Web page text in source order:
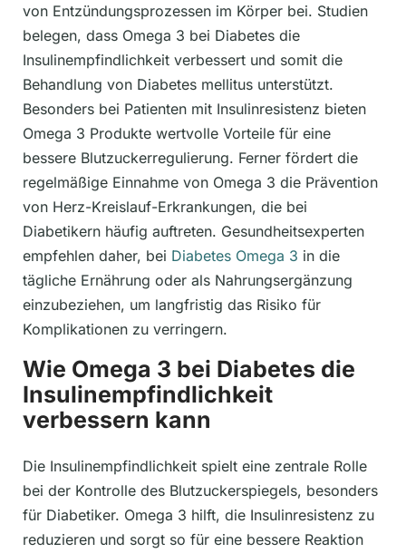
von Entzündungsprozessen im Körper bei. Studien
belegen, dass Omega 3 bei Diabetes die
Insulinempfindlichkeit verbessert und somit die
Behandlung von Diabetes mellitus unterstützt.
Besonders bei Patienten mit Insulinresistenz bieten
Omega 3 Produkte wertvolle Vorteile für eine
bessere Blutzuckerregulierung. Ferner fördert die
regelmäßige Einnahme von Omega 3 die Prävention
von Herz-Kreislauf-Erkrankungen, die bei
Diabetikern häufig auftreten. Gesundheitsexperten
empfehlen daher, bei Diabetes Omega 3 in die
tägliche Ernährung oder als Nahrungsergänzung
einzubeziehen, um langfristig das Risiko für
Komplikationen zu verringern.
Wie Omega 3 bei Diabetes die
Insulinempfindlichkeit
verbessern kann
Die Insulinempfindlichkeit spielt eine zentrale Rolle
bei der Kontrolle des Blutzuckerspiegels, besonders
für Diabetiker. Omega 3 hilft, die Insulinresistenz zu
reduzieren und sorgt so für eine bessere Reaktion